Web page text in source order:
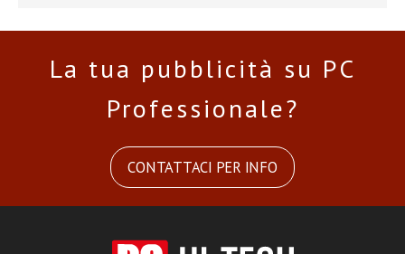
La tua pubblicità su PC
Professionale?
CONTATTACI PER INFO